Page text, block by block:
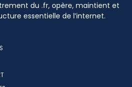
du .fr, opère, maintient et
essentielle de l’internet.